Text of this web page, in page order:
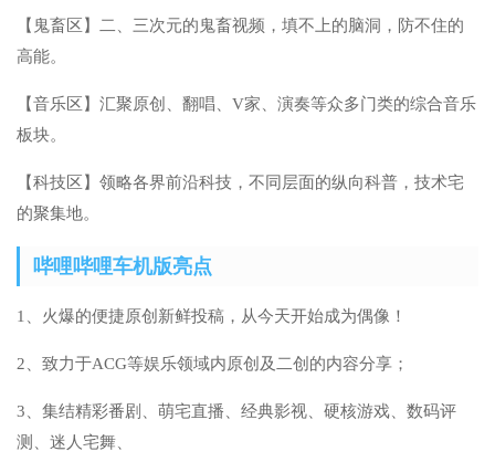
【鬼畜区】二、三次元的鬼畜视频，填不上的脑洞，防不住的
高能。
【音乐区】汇聚原创、翻唱、V家、演奏等众多门类的综合音乐
板块。
【科技区】领略各界前沿科技，不同层面的纵向科普，技术宅
的聚集地。
哔哩哔哩车机版亮点
1、火爆的便捷原创新鲜投稿，从今天开始成为偶像！
2、致力于ACG等娱乐领域内原创及二创的内容分享；
3、集结精彩番剧、萌宅直播、经典影视、硬核游戏、数码评
测、迷人宅舞、